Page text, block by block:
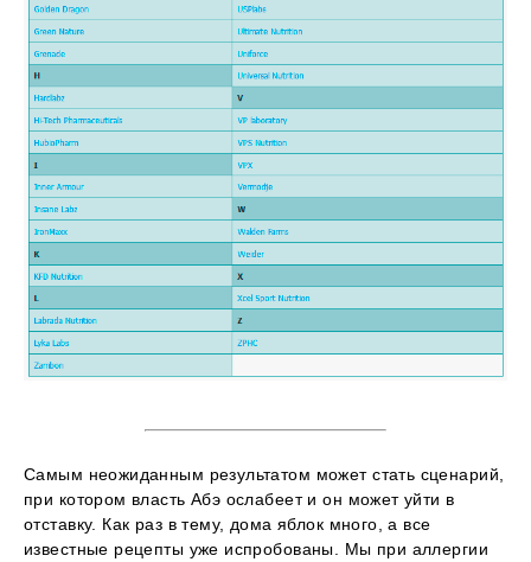
Самым неожиданным результатом может стать сценарий,
при котором власть Абэ ослабеет и он может уйти в
отставку. Как раз в тему, дома яблок много, а все
известные рецепты уже испробованы. Мы при аллергии